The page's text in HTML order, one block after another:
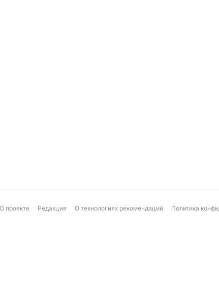
О проекте Редакция О технологиях рекомендаций Политика